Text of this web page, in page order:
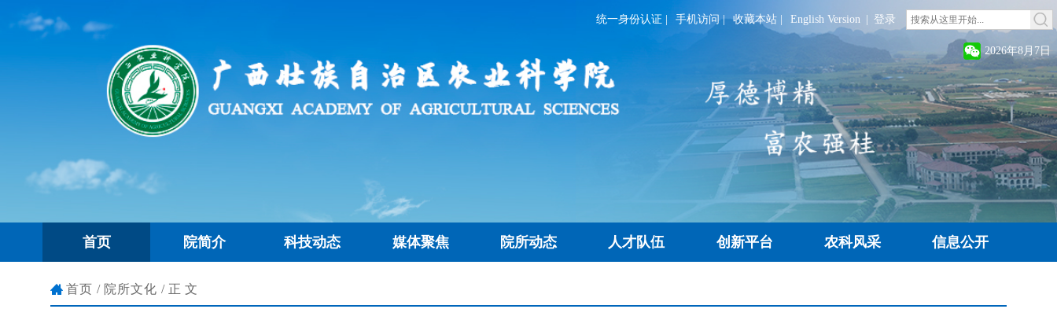
统一身份认证 手机访问| 收藏本站 English Version 登录
2026年8月7日
首页 院简介 科技动态 媒体聚焦 院所动态 人才队伍 创新平台 农科风采 信息公开
首页 / 院所文化 /正文